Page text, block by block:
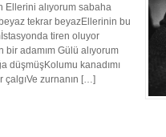
Ellerini alıyorum sabaha
tekrar beyazEllerinin bu
tiren oluyor
adamım Gülü alıyorum
düşmüşKolumu kanadımı
çalgıVe zurnanın […]